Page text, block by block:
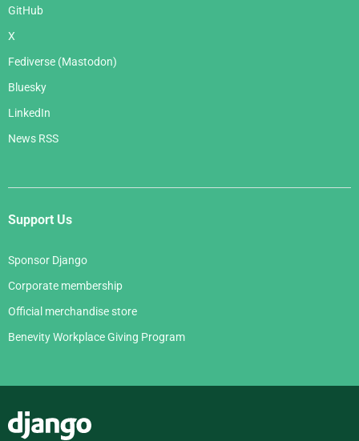
GitHub
X
Fediverse (Mastodon)
Bluesky
LinkedIn
News RSS
Support Us
Sponsor Django
Corporate membership
Official merchandise store
Benevity Workplace Giving Program